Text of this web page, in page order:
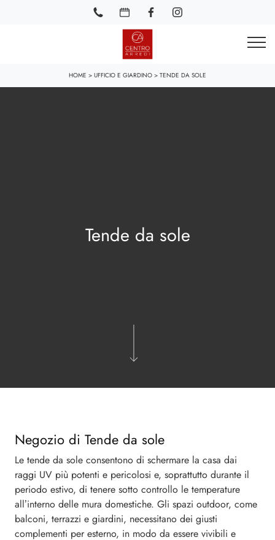
HOME > UFFICIO E GIARDINO > TENDE DA SOLE
Tende da sole
Negozio di Tende da sole
Le tende da sole consentono di schermare la casa dai
raggi UV più potenti e pericolosi e, soprattutto durante il
periodo estivo, di tenere sotto controllo le temperature
all’interno delle mura domestiche. Gli spazi outdoor, come
balconi, terrazzi e giardini, necessitano dei giusti
complementi per esterno, in modo da essere vivibili e